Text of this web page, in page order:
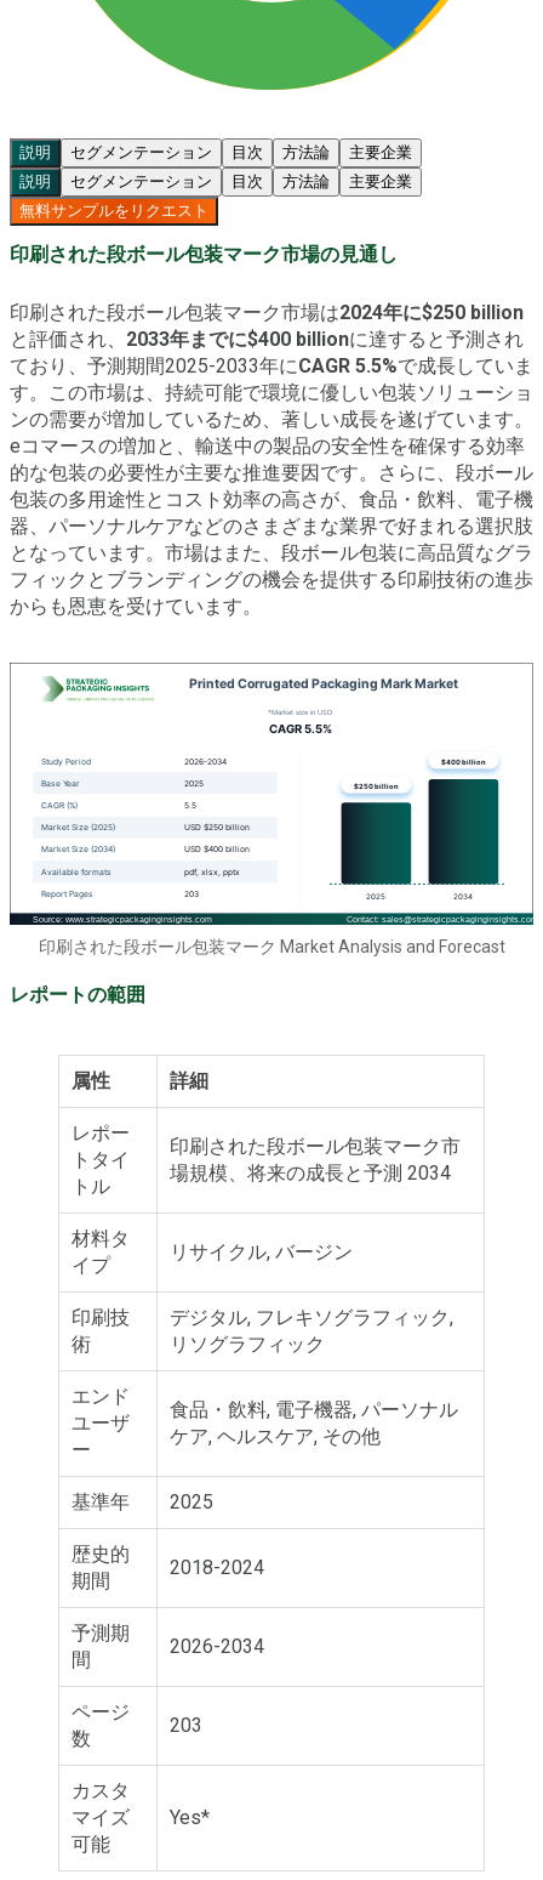
説明 セグメンテーション 目次 方法論
主要企業
説明
セグメンテーション 目次 方法論
主要企業
無料サンプルをリクエスト
印刷された段ボール包装マーク市場の見通し
印刷された段ボール包装マーク市場は2024年に$250 billion
と評価され、 2033年までに$400 billionに達すると予測され
ており、予測期間2025-2033年にCAGR 5.5%で成長していま
す。この市場は、持続可能で環境に優しい包装ソリューショ
ンの需要が増加しているため、著しい成長を遂げています。
eコマースの増加と、輸送中の製品の安全性を確保する効率
的な包装の必要性が主要な推進要因です。さらに、段ボール
包装の多用途性とコスト効率の高さが、食品・飲料、電子機
器、パーソナルケアなどのさまざまな業界で好まれる選択肢
となっています。市場はまた、段ボール包装に高品質なグラ
フィックとブランディングの機会を提供する印刷技術の進歩
からも恩恵を受けています。
印刷された段ボール包装マーク Market Analysis and Forecast
レポートの範囲
属性 詳細
レポー
トタイ
トル
印刷された段ボール包装マーク市
場規模、将来の成長と予測 2034
材料タ
イプ
リサイクル, バージン
印刷技
術
デジタル, フレキソグラフィック,
リソグラフィック
エンド
ユーザ
ー
食品・飲料, 電子機器, パーソナル
ケア, ヘルスケア, その他
基準年 2025
歴史的
期間
2018-2024
予測期
間
2026-2034
ページ
数
203
カスタ
マイズ
可能
Yes*